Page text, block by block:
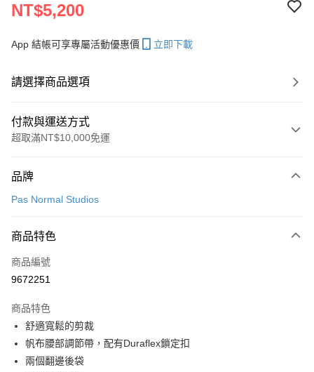
NT$5,200
App 結帳可享專屬活動優惠價 立即下載
請選擇商品選項
付款與運送方式
超取滿NT$10,000免運
信用卡一次付款
LINE Pay
Apple Pay
運送方式
全家店到店
每筆NT$80，滿NT$10,000(含以上)免運費
品牌
Pas Normal Studios
商品特色
商品編號
9672251
商品特色
舒適寬鬆的剪裁
帆布腰部調節帶，配有Duraflex鎖定扣
兩個翻邊後袋